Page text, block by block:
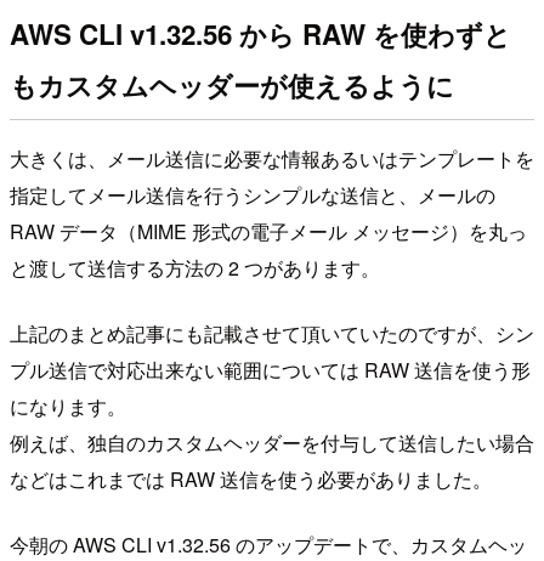
AWS CLI v1.32.56 から RAW を使わずと
もカスタムヘッダーが使えるように
大きくは、メール送信に必要な情報あるいはテンプレートを
指定してメール送信を行うシンプルな送信と、メールの
RAW データ（MIME 形式の電子メール メッセージ）を丸っ
と渡して送信する方法の 2 つがあります。
上記のまとめ記事にも記載させて頂いていたのですが、シン
プル送信で対応出来ない範囲については RAW 送信を使う形
になります。
例えば、独自のカスタムヘッダーを付与して送信したい場合
などはこれまでは RAW 送信を使う必要がありました。
今朝の AWS CLI v1.32.56 のアップデートで、カスタムヘッ